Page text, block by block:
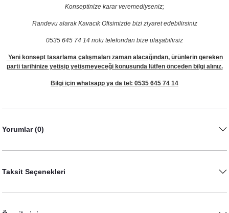
Konseptinize karar veremediyseniz;
Randevu alarak Kavacık Ofisimizde bizi ziyaret edebilirsiniz
0535 645 74 14 nolu telefondan bize ulaşabilirsiz
Yeni konsept tasarlama çalışmaları zaman alacağından, ürünlerin gereken
parti tarihinize yetişip yetişmeyeceği konusunda lütfen önceden bilgi alınız.
Bilgi için whatsapp ya da tel: 0535 645 74 14
Yorumlar (0)
Taksit Seçenekleri